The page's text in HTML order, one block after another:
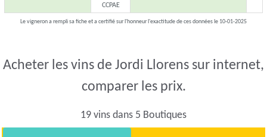
CCPAE
Le vigneron a rempli sa fiche et a certifié sur l'honneur l'exactitude de ces données le 10-01-2025
Acheter les vins de Jordi Llorens sur internet,
comparer les prix.
19 vins dans 5 Boutiques